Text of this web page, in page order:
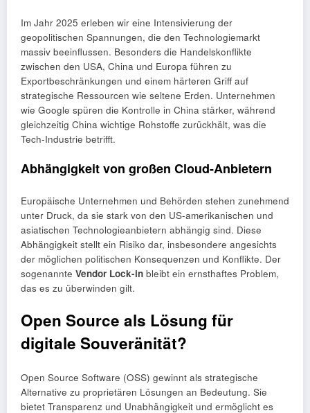
Im Jahr 2025 erleben wir eine Intensivierung der
geopolitischen Spannungen, die den Technologiemarkt
massiv beeinflussen. Besonders die Handelskonflikte
zwischen den USA, China und Europa führen zu
Exportbeschränkungen und einem härteren Griff auf
strategische Ressourcen wie seltene Erden. Unternehmen
wie Google spüren die Kontrolle in China stärker, während
gleichzeitig China wichtige Rohstoffe zurückhält, was die
Tech-Industrie betrifft.
Abhängigkeit von großen Cloud-Anbietern
Europäische Unternehmen und Behörden stehen zunehmend
unter Druck, da sie stark von den US-amerikanischen und
asiatischen Technologieanbietern abhängig sind. Diese
Abhängigkeit stellt ein Risiko dar, insbesondere angesichts
der möglichen politischen Konsequenzen und Konflikte. Der
sogenannte Vendor Lock-in bleibt ein ernsthaftes Problem,
das es zu überwinden gilt.
Open Source als Lösung für
digitale Souveränität?
Open Source Software (OSS) gewinnt als strategische
Alternative zu proprietären Lösungen an Bedeutung. Sie
bietet Transparenz und Unabhängigkeit und ermöglicht es